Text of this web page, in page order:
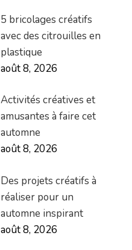
5 bricolages créatifs
avec des citrouilles en
plastique
août 8, 2026
Activités créatives et
amusantes à faire cet
automne
août 8, 2026
Des projets créatifs à
réaliser pour un
automne inspirant
août 8, 2026